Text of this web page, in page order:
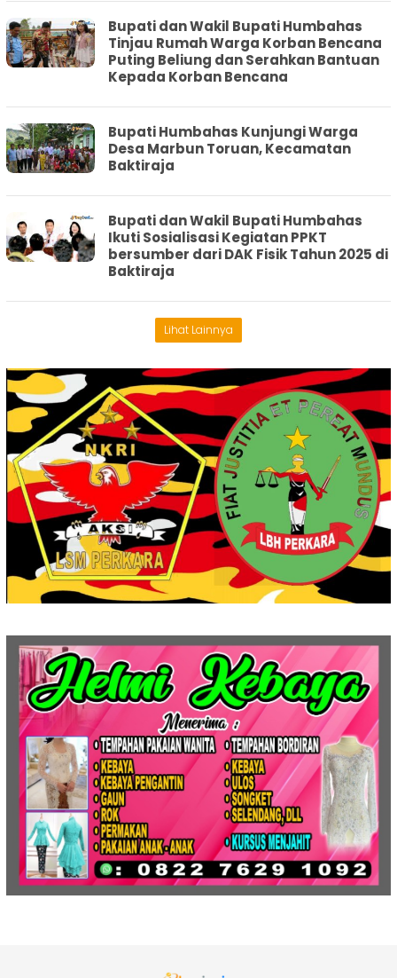
Bupati dan Wakil Bupati Humbahas
Tinjau Rumah Warga Korban Bencana
Puting Beliung dan Serahkan Bantuan
Kepada Korban Bencana
Bupati Humbahas Kunjungi Warga
Desa Marbun Toruan, Kecamatan
Baktiraja
Bupati dan Wakil Bupati Humbahas
Ikuti Sosialisasi Kegiatan PPKT
bersumber dari DAK Fisik Tahun 2025 di
Baktiraja
Lihat Lainnya